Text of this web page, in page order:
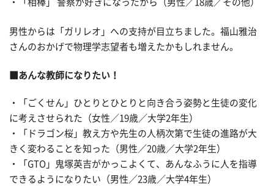
・「相棒」 警察が好きになったから（男性／18歳／その他）
男性からは「ガリレオ」への支持が目立ちました。福山雅治
さんのおかげで物理学志望者も増えたかもしれません。
■あんな教師になりたい！
・「ごくせん」ひとりとひとりと向き合う姿勢と生徒の変化
に考えさせられた（女性／19歳／大学2年生）
・「ドラゴン桜」教え方や先生の人柄次第で生徒の進路が大
きく変わることを知った（男性／20歳／大学2年生）
・「GTO」鬼塚英吉がかっこよくて、あんなふうに人を指導
できるようになりたい（男性／23歳／大学4年生）